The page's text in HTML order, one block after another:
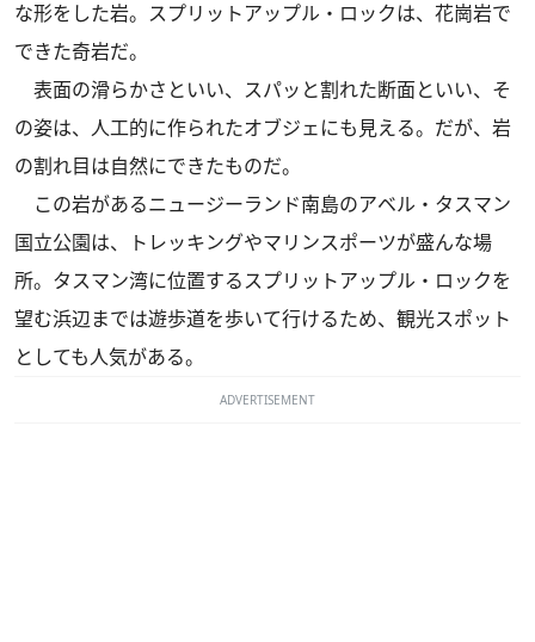
な形をした岩。スプリットアップル・ロックは、花崗岩で
できた奇岩だ。
表面の滑らかさといい、スパッと割れた断面といい、そ
の姿は、人工的に作られたオブジェにも見える。だが、岩
の割れ目は自然にできたものだ。
この岩があるニュージーランド南島のアベル・タスマン
国立公園は、トレッキングやマリンスポーツが盛んな場
所。タスマン湾に位置するスプリットアップル・ロックを
望む浜辺までは遊歩道を歩いて行けるため、観光スポット
としても人気がある。
ADVERTISEMENT